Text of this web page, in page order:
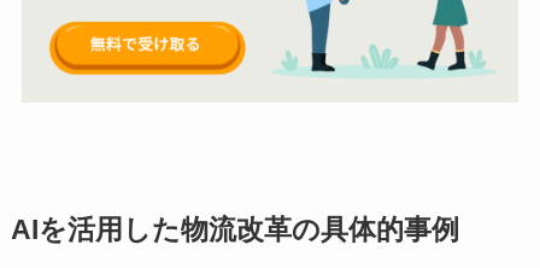
AIを活用した物流改革の具体的事例